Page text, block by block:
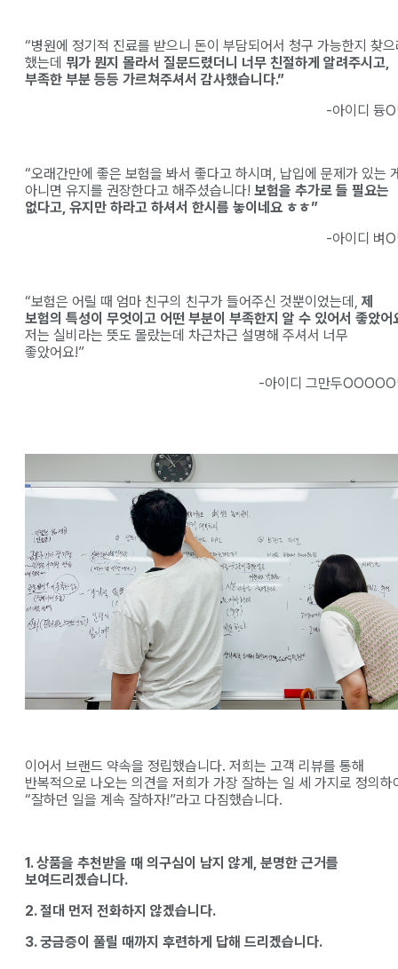
“병원에 정기적 진료를 받으니 돈이 부담되어서 청구 가능한지 찾
했는데 뭐가 뭔지 몰라서 질문드렸더니 너무 친절하게 알려주시고,
부족한 부분 등등 가르쳐주셔서 감사했습니다.”
-아이디 듕
“오래간만에 좋은 보험을 봐서 좋다고 하시며, 납입에 문제가 있는
아니면 유지를 권장한다고 해주셨습니다! 보험을 추가로 들 필요는
없다고, 유지만 하라고 하셔서 한시름 놓이네요 ㅎㅎ”
-아이디 벼
“보험은 어릴 때 엄마 친구의 친구가 들어주신 것뿐이었는데, 제
보험의 특성이 무엇이고 어떤 부분이 부족한지 알 수 있어서 좋았어
저는 실비라는 뜻도 몰랐는데 차근차근 설명해 주셔서 너무
좋았어요!”
-아이디 그만두
이어서 브랜드 약속을 정립했습니다. 저희는 고객 리뷰를 통해
반복적으로 나오는 의견을 저희가 가장 잘하는 일 세 가지로 정의하
“잘하던 일을 계속 잘하자!”라고 다짐했습니다.
1. 상품을 추천받을 때 의구심이 남지 않게, 분명한 근거를
보여드리겠습니다.
2. 절대 먼저 전화하지 않겠습니다.
3. 궁금증이 풀릴 때까지 후련하게 답해 드리겠습니다.